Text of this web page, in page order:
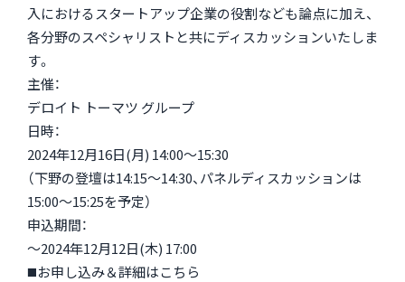
入におけるスタートアップ企業の役割なども論点に加え、
各分野のスペシャリストと共にディスカッションいたしま
す。
主催：
デロイト トーマツ グループ
日時：
2024年12月16日(月) 14:00～15:30
（下野の登壇は14:15～14:30、パネルディスカッションは
15:00～15:25を予定）
申込期間：
～2024年12月12日(木) 17:00
◼️お申し込み＆詳細はこちら